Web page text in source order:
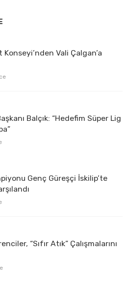
Konseyi’nden Vali Çalgan’a
Balçık: “Hedefim Süper Lig
Genç Güreşçi İskilip’te
“Sıfır Atık” Çalışmalarını